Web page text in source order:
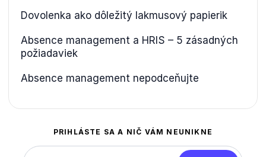
Dovolenka ako dôležitý lakmusový papierik
Absence management a HRIS – 5 zásadných
požiadaviek
Absence management nepodceňujte
PRIHLÁSTE SA A NIČ VÁM NEUNIKNE